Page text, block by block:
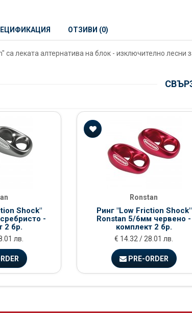
ОТЗИВИ (0)
са леката алтернатива на блок - изключително
Shock"
-
2 бр.
лв.
Ronstan
Ринг "Low Friction Shock"
Ronstan 5/6мм червено -
комплект 2 бр.
€ 14.32 / 28.01 лв.
PRE-ORDER